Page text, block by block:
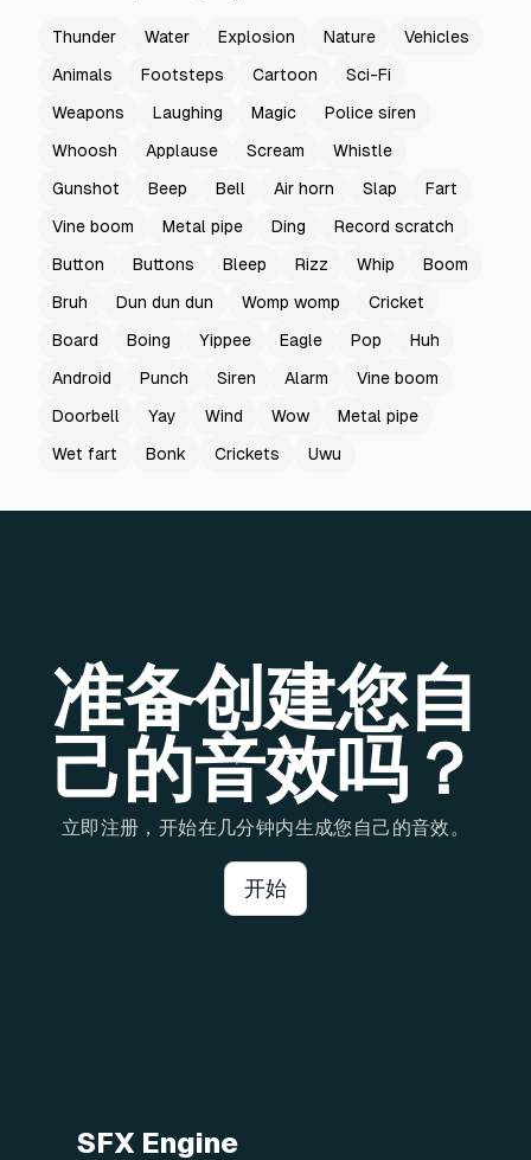
Thunder Water Explosion Nature
Vehicles
Animals
Footsteps Cartoon
Sci-Fi
Weapons
Laughing Magic
Police siren
Whoosh
Applause Scream
Whistle
Gunshot
Beep Bell Air horn Slap
Fart
Vine boom
Metal pipe Ding
Record scratch
Button
Buttons Bleep Rizz Whip
Boom
Bruh
Dun dun dun Womp womp
Cricket
Board
Boing Yippee Eagle Pop
Huh
Android
Punch Siren Alarm
Vine boom
Doorbell
Yay Wind Wow
Metal pipe
Wet fart
Bonk Crickets Uwu
准备创建您自
己的音效吗？
立即注册，开始在几分钟内生成您自己的音效。
开始
SFX Engine